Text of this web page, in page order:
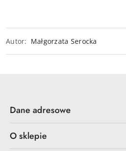
Autor: Małgorzata Serocka
Dane adresowe
O sklepie